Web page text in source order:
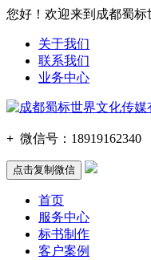
您好！欢迎来到成都蜀标
关于我们
联系我们
业务中心
+ 微信号： 18919162340
点击复制微信
首页
服务中心
标书制作
客户案例